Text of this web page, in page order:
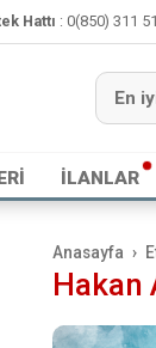
Hattı :0(850) 311
İLANLAR
Anasayfa
Hakan